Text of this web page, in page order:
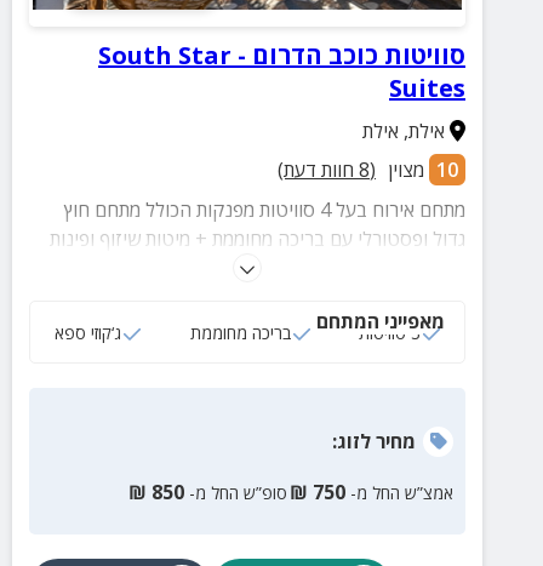
סוויטות כוכב הדרום - South Star
Suites
אילת, אילת
10 מצוין (
8 חוות דעת)
מתחם אירוח בעל 4 סוויטות מפנקות הכולל מתחם חוץ
גדול ופסטורלי עם בריכה מחוממת + מיטות שיזוף ופינות
מאפייני המתחם
3 סוויטות בריכה מחוממת ג‘קוזי ספא
מחירלזוג:
אמצ”ש החל מ- 750
₪ סופ”ש החל מ- 850
₪